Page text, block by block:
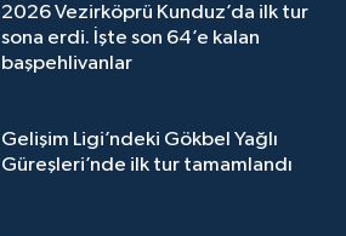
2026 Vezirköprü Kunduz’da ilk tur
sona erdi. İşte son 64’e kalan
başpehlivanlar
Gelişim Ligi’ndeki Gökbel Yağlı
Güreşleri’nde ilk tur tamamlandı